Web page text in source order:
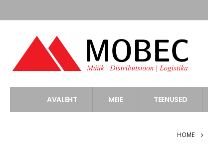
AVALEHT MEIE TEENUSED
HOME